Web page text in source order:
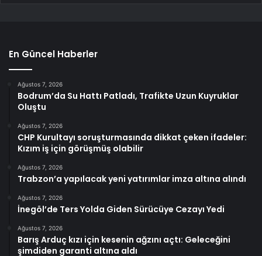
En Güncel Haberler
Ağustos 7, 2026
Bodrum’da Su Hattı Patladı, Trafikte Uzun Kuyruklar
Oluştu
Ağustos 7, 2026
CHP Kurultayı soruşturmasında dikkat çeken ifadeler:
Kızım iş için görüşmüş olabilir
Ağustos 7, 2026
Trabzon’a yapılacak yeni yatırımlar imza altına alındı
Ağustos 7, 2026
İnegöl’de Ters Yolda Giden Sürücüye Cezayı Yedi
Ağustos 7, 2026
Barış Arduç kızı için kesenin ağzını açtı: Geleceğini
şimdiden garanti altına aldı